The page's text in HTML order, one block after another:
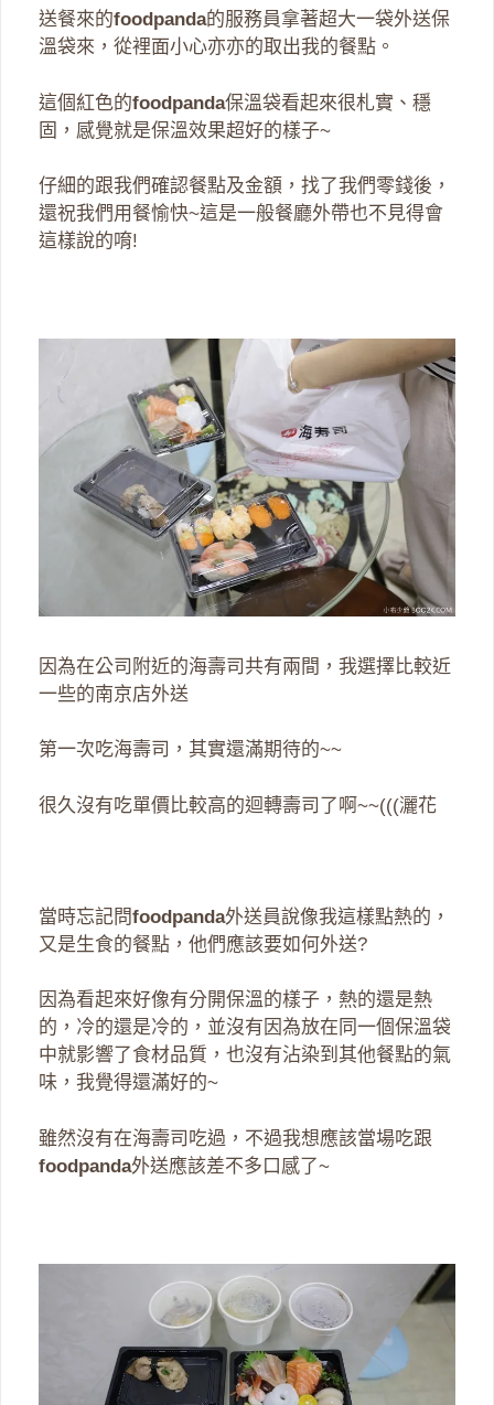
送餐來的foodpanda的服務員拿著超大一袋外送保
溫袋來，從裡面小心亦亦的取出我的餐點。
這個紅色的foodpanda保溫袋看起來很札實、穩
固，感覺就是保溫效果超好的樣子~
仔細的跟我們確認餐點及金額，找了我們零錢後，
還祝我們用餐愉快~這是一般餐廳外帶也不見得會
這樣說的唷!
因為在公司附近的海壽司共有兩間，我選擇比較近
一些的南京店外送
第一次吃海壽司，其實還滿期待的~~
很久沒有吃單價比較高的迴轉壽司了啊~~(((灑花
當時忘記問foodpanda外送員說像我這樣點熱的，
又是生食的餐點，他們應該要如何外送?
因為看起來好像有分開保溫的樣子，熱的還是熱
的，冷的還是冷的，並沒有因為放在同一個保溫袋
中就影響了食材品質，也沒有沾染到其他餐點的氣
味，我覺得還滿好的~
雖然沒有在海壽司吃過，不過我想應該當場吃跟
foodpanda外送應該差不多口感了~